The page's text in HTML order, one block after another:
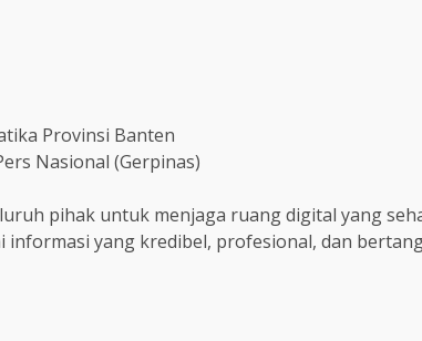
Provinsi Banten
Nasional (Gerpinas)
pihak untuk menjaga ruang digital yang
informasi yang kredibel, profesional, dan